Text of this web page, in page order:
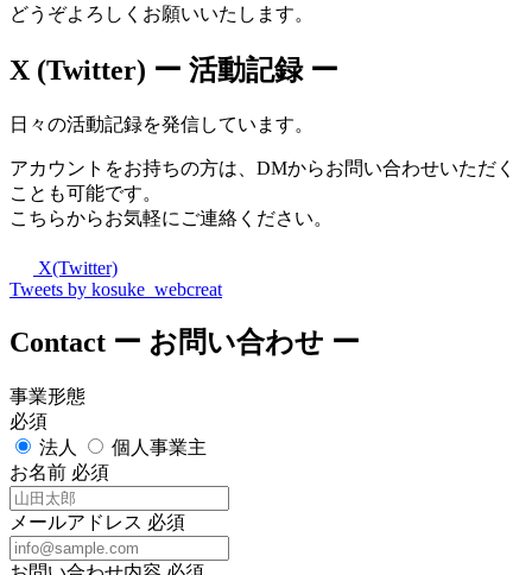
どうぞよろしくお願いいたします。
X (Twitter) ー 活動記録 ー
日々の活動記録を発信しています。
アカウントをお持ちの方は、DMからお問い合わせいただく
ことも可能です。
こちらからお気軽にご連絡ください。
X(Twitter)
Tweets by kosuke_webcreat
Contact ー お問い合わせ ー
事業形態
必須
法人
個人事業主
お名前 必須
メールアドレス 必須